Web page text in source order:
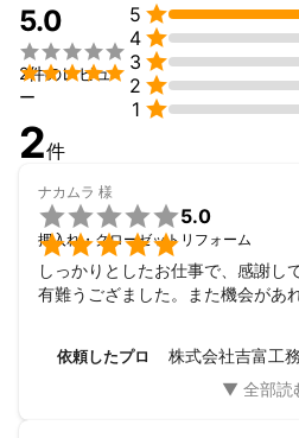
5.0


2件のレビュ
ー
5 
4 
3 
2 
1 
2件
ナカムラ 様


5.0
押入れ・クローゼットリフォーム
しっかりとしたお仕事で、感謝し
有難うござました。また機会があ
依頼したプロ 株式会社吉富工